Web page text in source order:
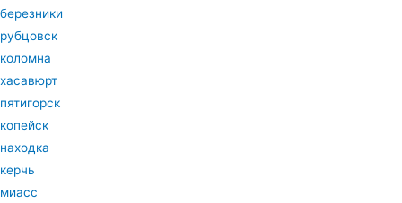
березники
рубцовск
коломна
хасавюрт
пятигорск
копейск
находка
керчь
миасс